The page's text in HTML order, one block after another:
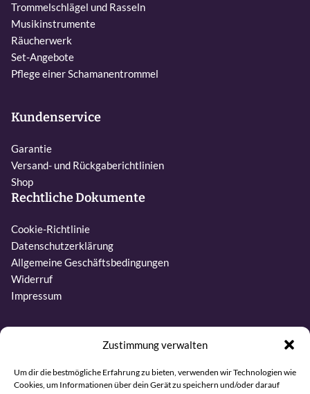
Zustimmung verwalten
Um dir die bestmögliche Erfahrung zu bieten, verwenden wir Technologien wie
Cookies, um Informationen über dein Gerät zu speichern und/oder darauf
Trommelschlägel und Rasseln
Musikinstrumente
Räucherwerk
Set-Angebote
Pflege einer Schamanentrommel
Kundenservice
Garantie
Versand- und Rückgaberichtlinien
Shop
Rechtliche Dokumente
Cookie-Richtlinie
Datenschutzerklärung
Allgemeine Geschäftsbedingungen
Widerruf
Impressum
Telefon:
+31 6 27437019